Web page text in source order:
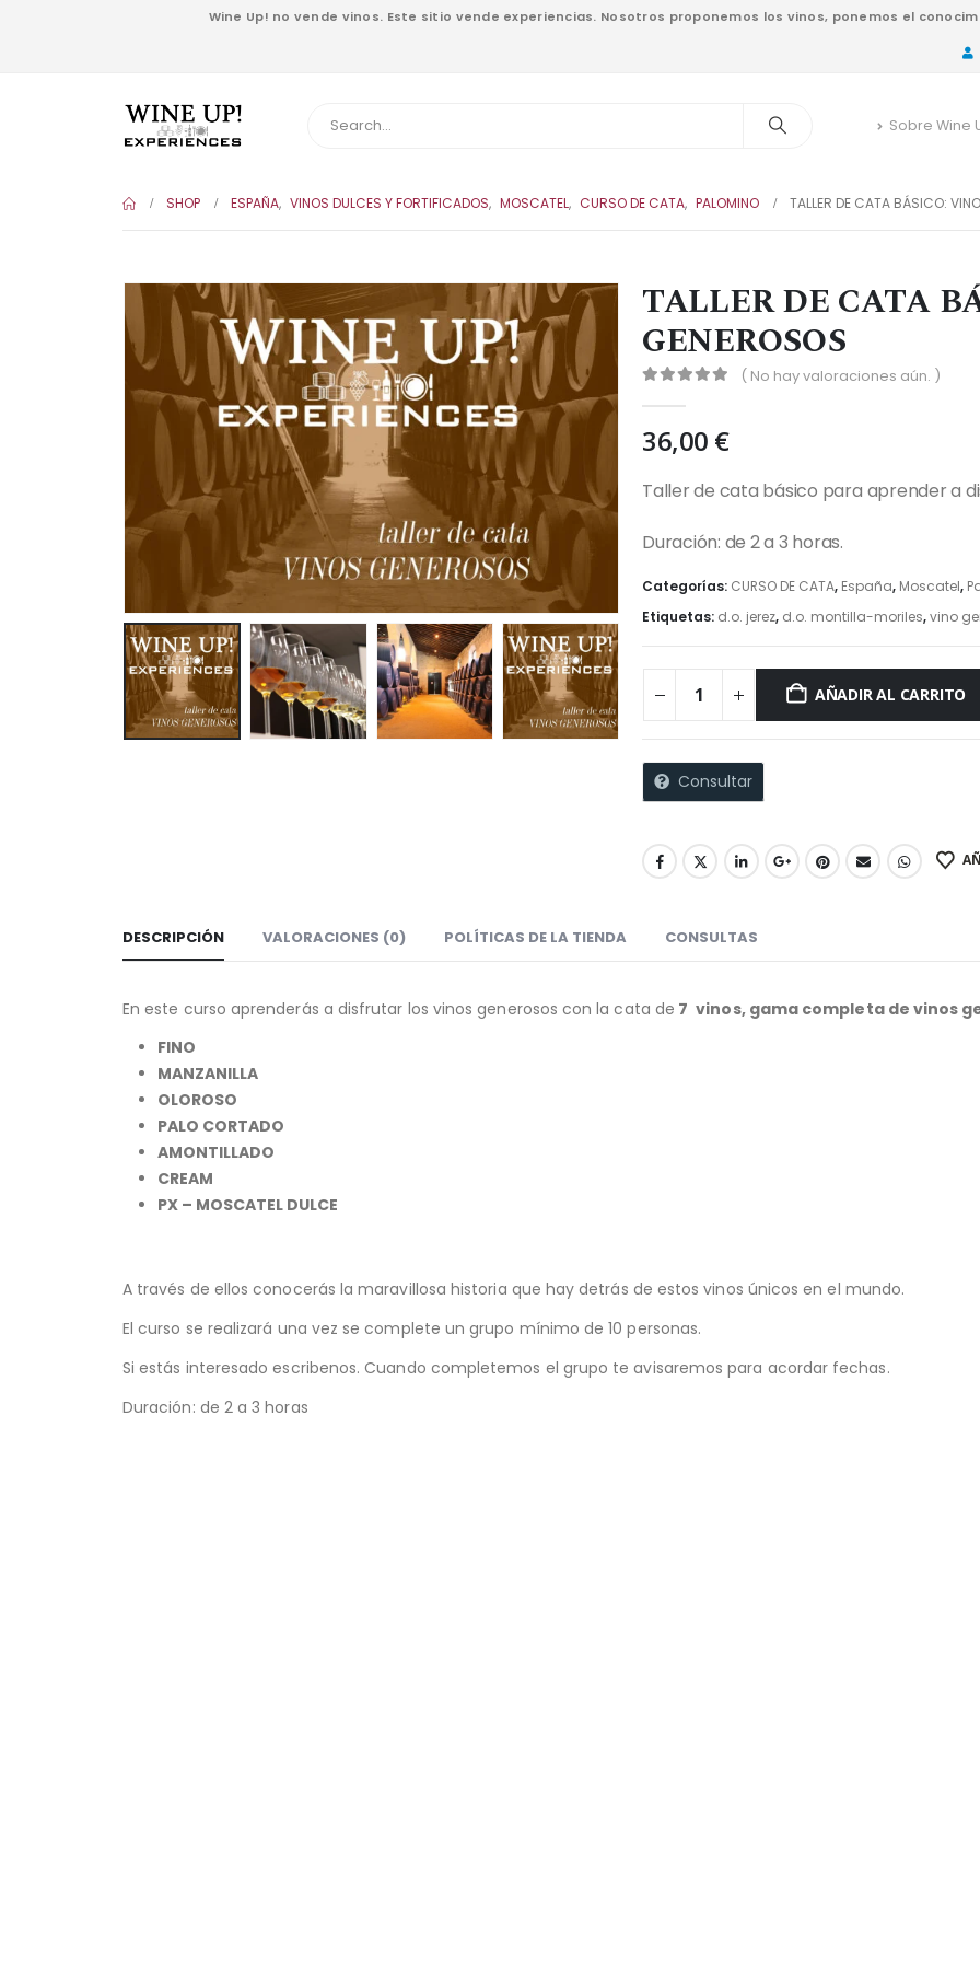
Wine Up! no vende vinos. Este sitio vende experiencias. Nosotros proponemos los vinos, ponemos el
Sobre Wine
SHOP ESPAÑA, VINOS DULCES Y FORTIFICADOS, MOSCATEL, CURSO DE CATA, PALOMINO TALLER DE CATA BÁSICO:
TALLER DE CATA
GENEROSOS
( No hay valoraciones aún. )
36,00 €
Taller de cata básico para aprender a
Duración: de 2 a 3 horas.
Categorías: CURSO DE CATA, España, Moscatel,
Etiquetas: d.o. jerez, d.o. montilla-moriles,vino
AÑADIR AL CARRITO
Consultar
DESCRIPCIÓN VALORACIONES (0) POLÍTICAS DE LA TIENDA CONSULTAS
En este curso aprenderás a disfrutar los vinos generosos con la cata de 7 vinos, gama completa de vinos
FINO
MANZANILLA
OLOROSO
PALO CORTADO
AMONTILLADO
CREAM
PX – MOSCATEL DULCE
A través de ellos conocerás la maravillosa historia que hay detrás de estos vinos únicos en el mundo.
El curso se realizará una vez se complete un grupo mínimo de 10 personas.
Si estás interesado escribenos. Cuando completemos el grupo te avisaremos para acordar fechas.
Duración: de 2 a 3 horas